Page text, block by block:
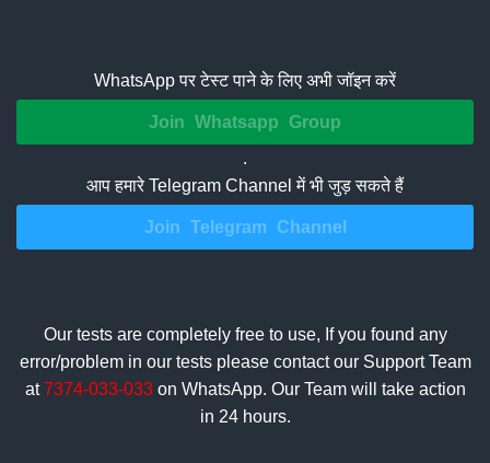
WhatsApp पर टेस्ट पाने के लिए अभी जॉइन करें
Join Whatsapp Group
.
आप हमारे Telegram Channel में भी जुड़ सकते हैं
Join Telegram Channel
Our tests are completely free to use, If you found any
error/problem in our tests please contact our Support Team
at7374-033-033on WhatsApp. Our Team will take action
in 24 hours.